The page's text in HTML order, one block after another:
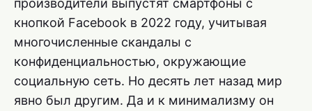
производители выпустят смартфоны с
кнопкой Facebook в 2022 году, учитывая
многочисленные скандалы с
конфиденциальностью, окружающие
социальную сеть. Но десять лет назад мир
явно был другим. Да и к минимализму он